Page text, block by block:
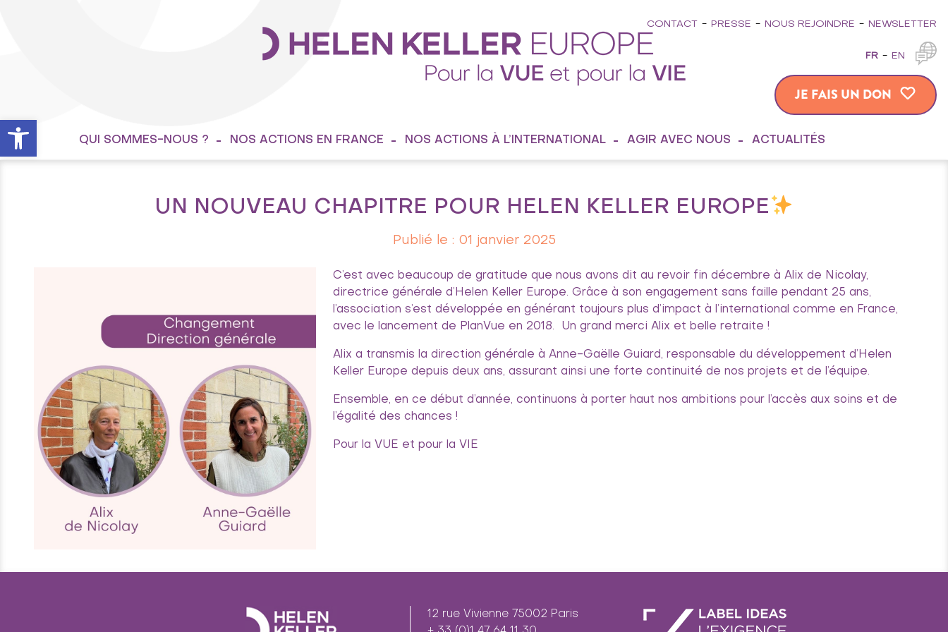
Ouvrir la barre d’outils
CONTACT PRESSE NOUS REJOINDRE NEWSLETTER
FR EN
JE FAIS UN DON
QUI SOMMES-NOUS ? NOS ACTIONS EN FRANCE NOS ACTIONS À L’INTERNATIONAL AGIR AVEC NOUS ACTUALITÉS
UN NOUVEAU CHAPITRE POUR HELEN KELLER EUROPE
Publié le : 01 janvier 2025
C’est avec beaucoup de gratitude que nous avons dit au revoir fin décembre à Alix de Nicolay,
directrice générale d’Helen Keller Europe. Grâce à son engagement sans faille pendant 25 ans,
l’association s’est développée en générant toujours plus d’impact à l’international comme en France,
avec le lancement de PlanVue en 2018. Un grand merci Alix et belle retraite !
Alix a transmis la direction générale à Anne-Gaëlle Guiard, responsable du développement d’Helen
Keller Europe depuis deux ans, assurant ainsi une forte continuité de nos projets et de l’équipe.
Ensemble, en ce début d’année, continuons à porter haut nos ambitions pour l’accès aux soins et de
l’égalité des chances !
Pour la VUE et pour la VIE
12 rue Vivienne 75002 Paris